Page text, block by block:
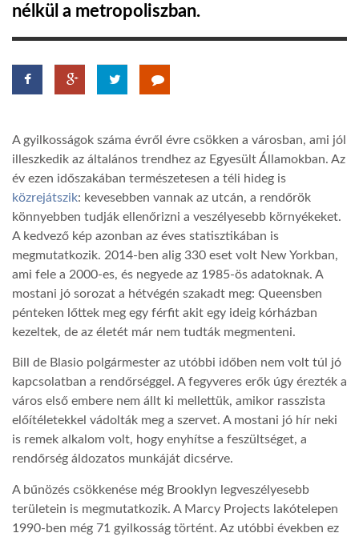
HÍR3D
TROPICALMAGAZIN
AFRIKA TUDÁSTÁR
A NAP SZÉPE
LINKTR.EE
GLOBOZSARU
DOBRAVERO.HU
nélkül a metropoliszban.
A gyilkosságok száma évről évre csökken a városban, ami jól
illeszkedik az általános trendhez az Egyesült Államokban. Az
év ezen időszakában természetesen a téli hideg is
közrejátszik: kevesebben vannak az utcán, a rendőrök
könnyebben tudják ellenőrizni a veszélyesebb környékeket.
A kedvező kép azonban az éves statisztikában is
megmutatkozik. 2014-ben alig 330 eset volt New Yorkban,
ami fele a 2000-es, és negyede az 1985-ös adatoknak. A
mostani jó sorozat a hétvégén szakadt meg: Queensben
pénteken lőttek meg egy férfit akit egy ideig kórházban
kezeltek, de az életét már nem tudták megmenteni.
Bill de Blasio polgármester az utóbbi időben nem volt túl jó
kapcsolatban a rendőrséggel. A fegyveres erők úgy érezték a
város első embere nem állt ki mellettük, amikor rasszista
előítéletekkel vádolták meg a szervet. A mostani jó hír neki
is remek alkalom volt, hogy enyhítse a feszültséget, a
rendőrség áldozatos munkáját dicsérve.
A bűnözés csökkenése még Brooklyn legveszélyesebb
területein is megmutatkozik. A Marcy Projects lakótelepen
1990-ben még 71 gyilkosság történt. Az utóbbi években ez